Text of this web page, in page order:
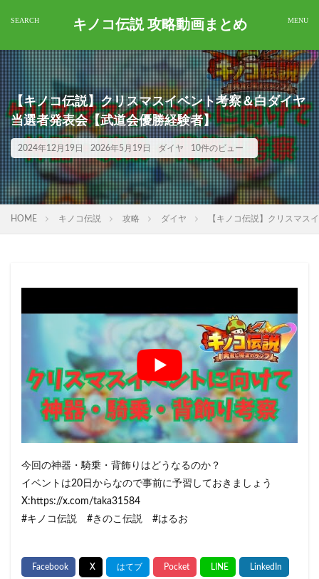
キノコ伝説 攻略動画まとめ
【キノコ伝説】クリスマスイベント考察＆白ダイヤ
当選者発表会【武道会優勝経験者】
2024年12月19日 2026年5月19日 ダイヤ 10件のビュー
HOME キノコ伝説 攻略 ダイヤ 【キノコ伝説】クリスマス
今回の神器・騎乗・背飾りはどうなるのか？
イベントは20日からなので事前に予習しておきましょう
X:https://x.com/taka31584
#キノコ伝説 #きのこ伝説 #はるお